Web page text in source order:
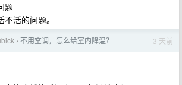
题
活的问题。
› 不用空调，怎么给室内降温？ 3 天前